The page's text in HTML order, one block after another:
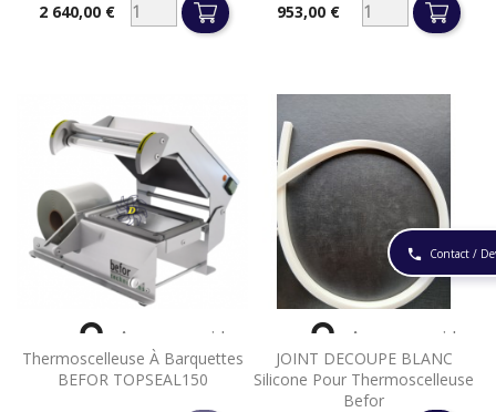
phone Contact /
Prix2 640,00 € Prix953,00 €
Thermoscelleuse À Barquettes
BEFOR TOPSEAL150
 Aperçu rapide
JOINT DECOUPE BLANC
Silicone Pour Thermoscelleuse
Befor
 Aperçu rapide